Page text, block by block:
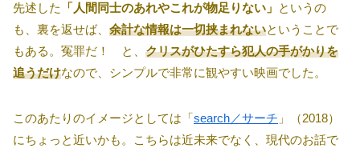
先述した 「人間同士のあれやこれが物足りない」 というの
も、裏を返せば、 余計な情報は一切挟まれないということで
もある。冤罪だ！ と、 クリスがひたすら犯人の手がかりを
追うだけなので、シンプルで非常に観やすい映画でした。
このあたりのイメージとしては「search／サーチ 」（2018）
にちょっと近いかも。こちらは近未来でなく、現代のお話で